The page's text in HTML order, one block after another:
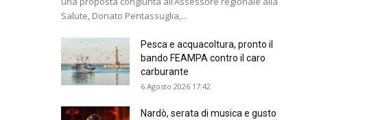
Salute, Donato Pentassuglia,...
Pesca e acquacoltura, pronto il
bando FEAMPA contro il caro
carburante
6 Agosto 2026 17:42
Nardò, serata di musica e gusto